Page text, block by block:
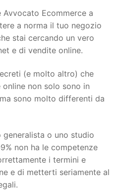
Ecommerce a
a norma il tuo negozio
stai cercando un vero
e di vendite online.
(e molto altro) che
non solo sono in
sono molto differenti da
generalista o uno studio
non ha le competenze
i termini e
e di metterti seriamente al